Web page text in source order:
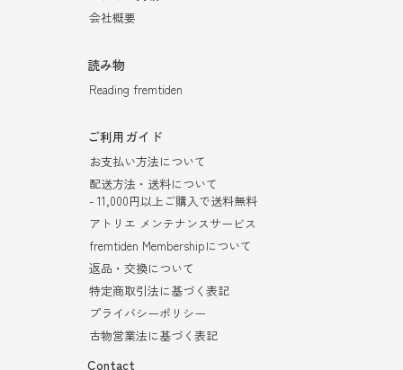
会社概要
読み物
Reading fremtiden
ご利用ガイド
お支払い方法について
配送方法・送料について
- 11,000円以上ご購入で送料無料
アトリエ メンテナンスサービス
fremtiden Membershipについて
返品・交換について
特定商取引法に基づく表記
プライバシーポリシー
古物営業法に基づく表記
Contact